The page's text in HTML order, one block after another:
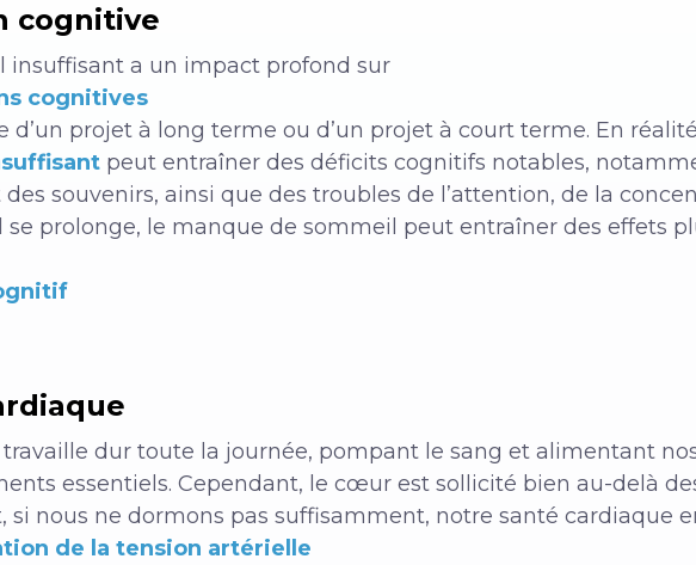
cognitive
insuffisant a un impact profond sur
cognitives
d’un projet à long terme ou d’un projet à court terme. En
peut entraîner des déficits cognitifs notables,
souvenirs, ainsi que des troubles de l’attention, de la
se prolonge, le manque de sommeil peut entraîner des effets
dur toute la journée, pompant le sang et alimentant
essentiels. Cependant, le cœur est sollicité bien au-delà
si nous ne dormons pas suffisamment, notre santé cardiaque
de la tension artérielle